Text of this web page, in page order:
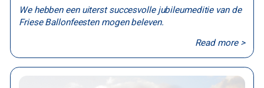
We hebben een uiterst succesvolle jubileumeditie van de
Friese Ballonfeesten mogen beleven.
Read more >